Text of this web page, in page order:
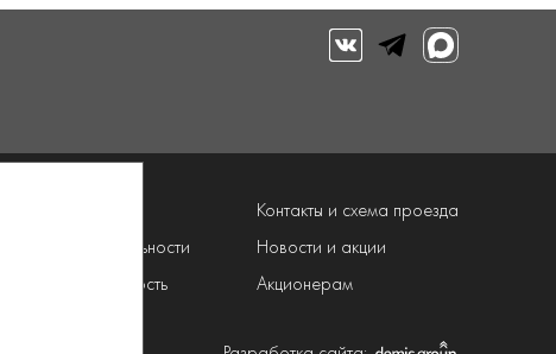
Контакты и схема проезда
Программа лояльности
Новости и акции
Конфиденциальность Акционерам